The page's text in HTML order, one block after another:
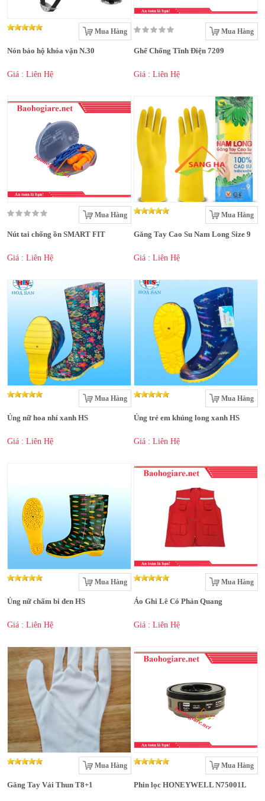
Mua Hàng
Nón bảo hộ khóa vặn N.30
Giá : Liên Hệ
Mua Hàng
Ghế Chống Tĩnh Điện 7209
Giá : Liên Hệ
Mua Hàng
Nút tai chống ồn SMART FIT
Giá : Liên Hệ
Mua Hàng
Găng Tay Cao Su Nam Long Size 9
Giá : Liên Hệ
Mua Hàng
Ủng nữ hoa nhí xanh HS
Giá : Liên Hệ
Mua Hàng
Ủng trẻ em khủng long xanh HS
Giá : Liên Hệ
Mua Hàng
Ủng nữ chấm bi đen HS
Giá : Liên Hệ
Mua Hàng
Áo Ghi Lê Có Phản Quang
Giá : Liên Hệ
Mua Hàng
Găng Tay Vải Thun T8+1
Mua Hàng
Phin lọc HONEYWELL N75001L